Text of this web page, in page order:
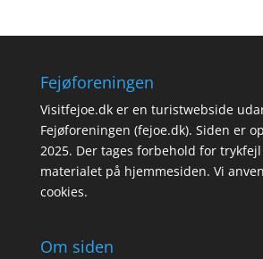
Fejøforeningen
Visitfejoe.dk er en turistwebside
Fejøforeningen (fejoe.dk). Siden er
2025. Der tages forbehold for
materialet på hjemmesiden. Vi
cookies.
Om siden